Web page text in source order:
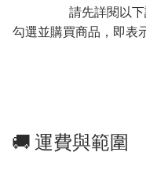
請先詳閱以下
勾選並購買商品，即表
🚚 運費與範圍